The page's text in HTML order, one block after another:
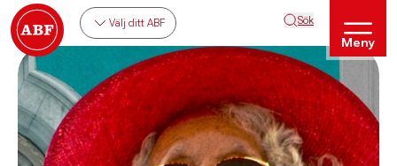
Välj ditt ABF Sök
Meny